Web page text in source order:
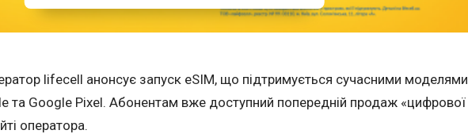
lifecell анонсує запуск eSIM, що підтримується сучасними моделями
та Google Pixel. Абонентам вже доступний попередній продаж «цифрової
оператора.